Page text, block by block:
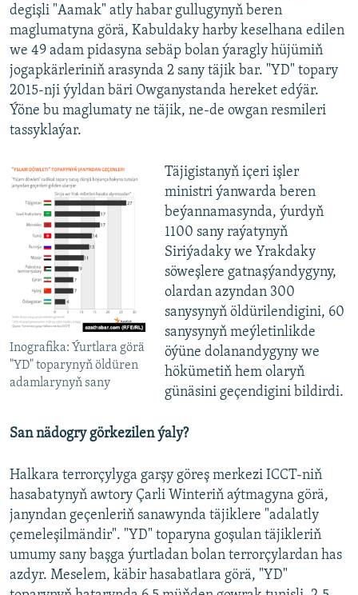
degişli "Aamak" atly habar gullugynyň beren
maglumatyna görä, Kabuldaky harby keselhana edilen
we 49 adam pidasyna sebäp bolan ýaragly hüjümiň
jogapkärleriniň arasynda 2 sany täjik bar. "YD" topary
2015-nji ýyldan bäri Owganystanda hereket edýär.
Ýöne bu maglumaty ne täjik, ne-de owgan resmileri
tassyklaýar.
Inografika: Ýurtlara görä
"YD" toparynyň öldüren
adamlarynyň sany
Täjigistanyň içeri işler
ministri ýanwarda beren
beýannamasynda, ýurdyň
1100 sany raýatynyň
Siriýadaky we Yrakdaky
söweşlere gatnaşýandygyny,
olardan azyndan 300
sanysynyň öldürilendigini, 60
sanysynyň meýletinlikde
öýüne dolanandygyny we
hökümetiň hem olaryň
günäsini geçendigini bildirdi.
San nädogry görkezilen ýaly?
Halkara terrorçylyga garşy göreş merkezi ICCT-niň
hasabatynyň awtory Çarli Winteriň aýtmagyna görä,
janyndan geçenleriň sanawynda täjiklere "adalatly
çemeleşilmändir". "YD" toparyna goşulan täjikleriň
umumy sany başga ýurtladan bolan terrorçylardan has
azdyr. Meselem, käbir hasabatlara görä, "YD"